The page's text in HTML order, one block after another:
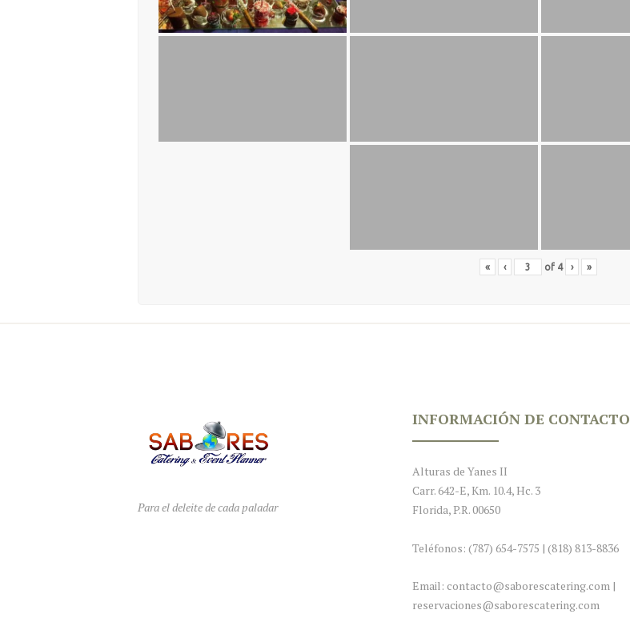
« ‹ of 4 › »
Para el deleite de cada paladar
INFORMACIÓN DE CONTACTO
Alturas de Yanes II
Carr. 642-E, Km. 10.4, Hc. 3
Florida, P.R. 00650
Teléfonos: (787) 654-7575 | (818) 813-8836
Email: contacto@saborescatering.com |
reservaciones@saborescatering.com